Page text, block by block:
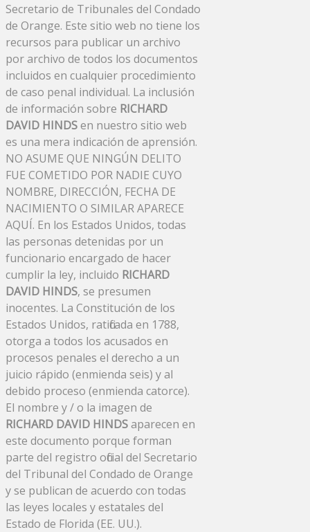
Secretario de Tribunales del Condado
de Orange. Este sitio web no tiene los
recursos para publicar un archivo
por archivo de todos los documentos
incluidos en cualquier procedimiento
de caso penal individual. La inclusión
de información sobre RICHARD
DAVID HINDSen nuestro sitio web
es una mera indicación de aprensión.
NO ASUME QUE NINGÚN DELITO
FUE COMETIDO POR NADIE CUYO
NOMBRE, DIRECCIÓN, FECHA DE
NACIMIENTO O SIMILAR APARECE
AQUÍ. En los Estados Unidos, todas
las personas detenidas por un
funcionario encargado de hacer
cumplir la ley, incluido RICHARD
DAVID HINDS, se presumen
inocentes. La Constitución de los
Estados Unidos, ratificada en 1788,
otorga a todos los acusados ​​en
procesos penales el derecho a un
juicio rápido (enmienda seis) y al
debido proceso (enmienda catorce).
El nombre y / o la imagen de
RICHARD DAVID HINDSaparecen en
este documento porque forman
parte del registro oficial del Secretario
del Tribunal del Condado de Orange
y se publican de acuerdo con todas
las leyes locales y estatales del
Estado de Florida (EE. UU.).